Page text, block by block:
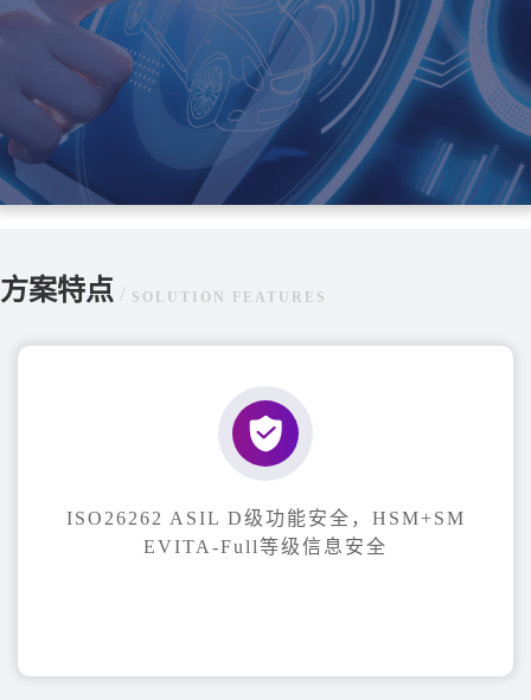
方案特点 / SOLUTION FEATURES
ISO26262 ASIL D级功能安全，HSM+SM
EVITA-Full等级信息安全